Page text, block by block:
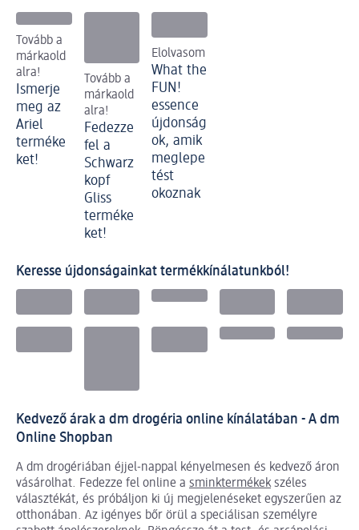
Tovább a
márkaold
alra!
Ismerje
meg az
Ariel
terméke
ket!
Tovább a
márkaold
alra!
Fedezze
fel a
Schwarz
kopf
Gliss
terméke
ket!
Elolvasom
What the
FUN!
essence
újdonság
ok, amik
meglepe
tést
okoznak
Keresse újdonságainkat termékkínálatunkból!
Kedvező árak a dm drogéria online kínálatában - A dm
Online Shopban
A dm drogériában éjjel-nappal kényelmesen és kedvező áron
vásárolhat. Fedezze fel online a sminktermékekszéles
választékát, és próbáljon ki új megjelenéseket egyszerűen az
otthonában. Az igényes bőr örül a speciálisan személyre